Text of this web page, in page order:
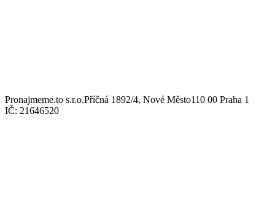
Pronajmeme.to s.r.o.Příčná 1892/4, Nové Město110 00 Praha 1
IČ: 21646520